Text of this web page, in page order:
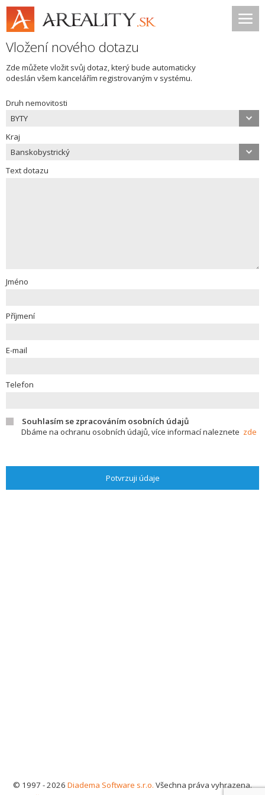
Vložení nového dotazu
Zde můžete vložit svůj dotaz, který bude automaticky
odeslán všem kancelářím registrovaným v systému.
Druh nemovitosti
BYTY
Kraj
Banskobystrický
Text dotazu
Jméno
Příjmení
E-mail
Telefon
Souhlasím se zpracováním osobních údajů
Dbáme na ochranu osobních údajů, více informací naleznete zde
© 1997 - 2026 Diadema Software s.r.o. Všechna práva vyhrazena.